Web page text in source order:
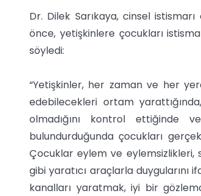
Dr. Dilek Sarıkaya, cinsel
önce, yetişkinlere çocukları
söyledi:
“Yetişkinler, her zaman ve her
edebilecekleri ortam
olmadığını kontrol ettiğinde
bulundurduğunda çocukları
Çocuklar eylem ve eylemsizlikleri,
gibi yaratıcı araçlarla
kanalları yaratmak, iyi bir